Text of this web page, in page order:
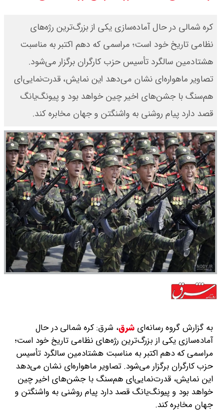
سنتی جمهوری‌خواهان را از دست می
دهد؟
بنزین برای دولت چقدر تمام می شود؟
درصد افزایش می دهند
کره شمالی در حال آماده‌سازی یکی از بزرگ‌ترین رژه‌های
نظامی تاریخ خود است؛ مراسمی که دهم اکتبر به مناسبت
هشتادمین سالگرد تأسیس حزب کارگران برگزار می‌شود.
تصاویر ماهواره‌ای نشان می‌دهد این نمایش، قدرت‌نمایی‌ای
هم‌سنگ با جشن‌های اخیر چین خواهد بود و پیونگ‌یانگ
قصد دارد پیام روشنی به واشنگتن و جهان مخابره کند.
به گزارش گروه رسانه‌ایشرق، شرق: کره شمالی در حال
آماده‌سازی یکی از بزرگ‌ترین رژه‌های نظامی تاریخ خود است؛
مراسمی که دهم اکتبر به مناسبت هشتادمین سالگرد تأسیس
حزب کارگران برگزار می‌شود. تصاویر ماهواره‌ای نشان می‌دهد
این نمایش، قدرت‌نمایی‌ای هم‌سنگ با جشن‌های اخیر چین
خواهد بود و پیونگ‌یانگ قصد دارد پیام روشنی به واشنگتن و
جهان مخابره کند.